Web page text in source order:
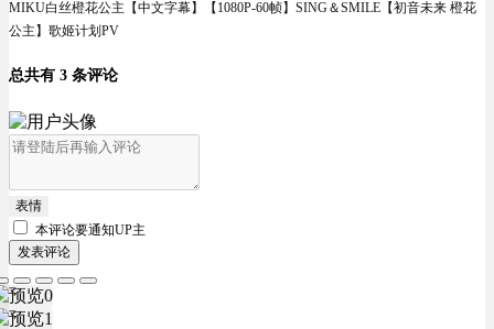
MIKU白丝橙花公主【中文字幕】【1080P-60帧】SING＆SMILE【初音未来 橙花
公主】歌姬计划PV
总共有 3 条评论
表情
本评论要通知UP主
发表评论